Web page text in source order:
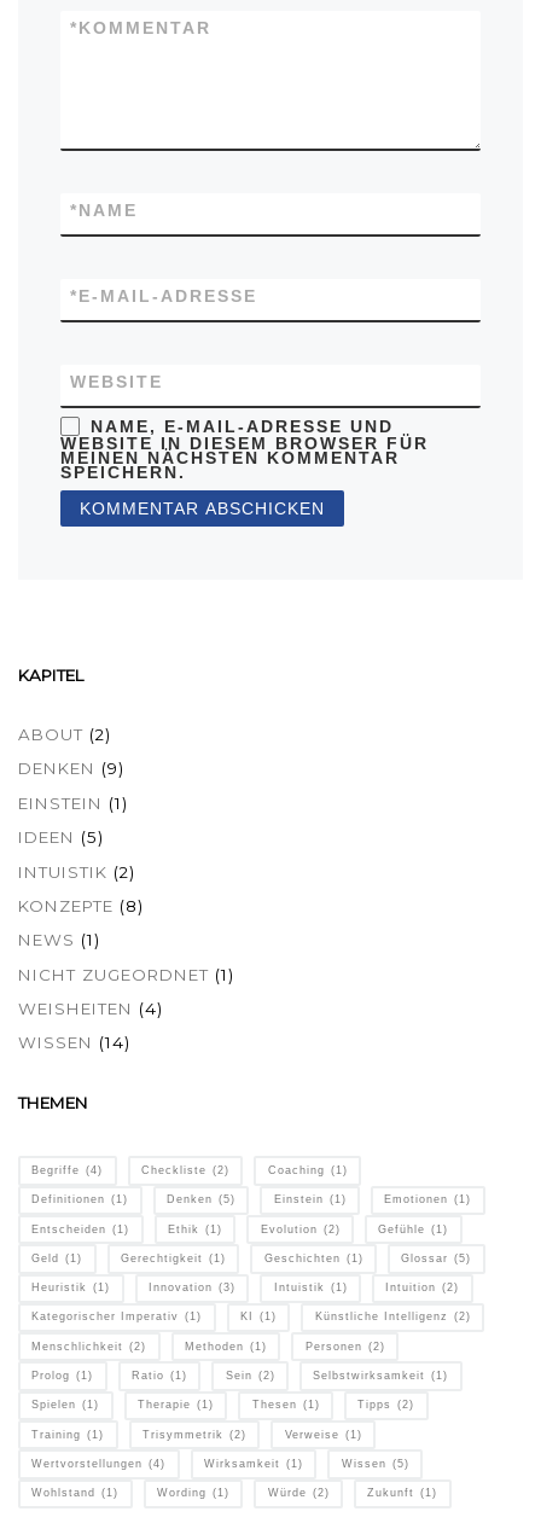
KOMMENTAR
*
NAME
*
E-MAIL-ADRESSE
*
WEBSITE
NAME, E-MAIL-ADRESSE UND
WEBSITE IN DIESEM BROWSER FÜR
MEINEN NÄCHSTEN KOMMENTAR
SPEICHERN.
KAPITEL
ABOUT (2)
DENKEN (9)
EINSTEIN (1)
IDEEN (5)
INTUISTIK (2)
KONZEPTE (8)
NEWS (1)
NICHT ZUGEORDNET (1)
WEISHEITEN (4)
WISSEN (14)
THEMEN
Begriffe (4) Checkliste (2) Coaching (1)
Definitionen (1) Denken (5) Einstein (1) Emotionen (1)
Entscheiden (1) Ethik (1) Evolution (2) Gefühle (1)
Geld (1) Gerechtigkeit (1) Geschichten (1) Glossar (5)
Heuristik (1) Innovation (3) Intuistik (1) Intuition (2)
Kategorischer Imperativ (1) KI (1) Künstliche Intelligenz (2)
Menschlichkeit (2) Methoden (1) Personen (2)
Prolog (1) Ratio (1) Sein (2) Selbstwirksamkeit (1)
Spielen (1) Therapie (1) Thesen (1) Tipps (2)
Training (1) Trisymmetrik (2) Verweise (1)
Wertvorstellungen (4) Wirksamkeit (1) Wissen (5)
Wohlstand (1) Wording (1) Würde (2) Zukunft (1)